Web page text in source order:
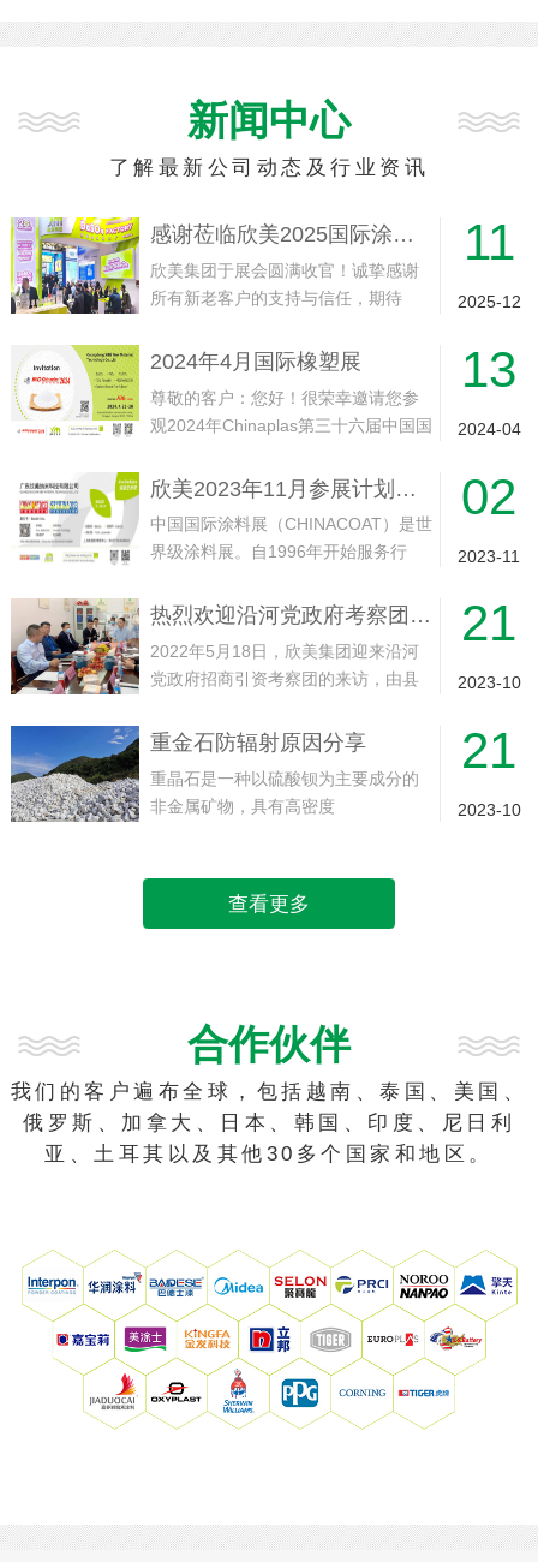
新闻中心
了解最新公司动态及行业资讯
感谢莅临欣美2025国际涂料展展位
欣美集团于展会圆满收官！诚挚感谢
所有新老客户的支持与信任，期待
11
2025-12
2024年4月国际橡塑展
尊敬的客户：您好！很荣幸邀请您参
观2024年Chinaplas第三十六届中国国
展会将于2024年4月23-26日在中国·上
届时光临！...
13
2024-04
欣美2023年11月参展计划——中国（上海）国际涂料展
中国国际涂料展（CHINACOAT）是世
界级涂料展。自1996年开始服务行
行，展会一直致力为涂料行业的供应
台。面对面接触全球，尤其是来自中...
02
2023-11
热烈欢迎沿河党政府考察团领导莅临欣美集团工厂实地考察指导
2022年5月18日，欣美集团迎来沿河
党政府招商引资考察团的来访，由县
队，沿河经济开发区党工委副书记、
访。就实现产业“建链、补链、强链...
21
2023-10
重金石防辐射原因分享
重晶石是一种以硫酸钡为主要成分的
非金属矿物，具有高密度
水和盐酸，无毒、无磁性，而且具有
吸收X射线和γ射线的特点。1. ...
21
2023-10
查看更多
合作伙伴
我们的客户遍布全球，包括越南、泰国、美国、
俄罗斯、加拿大、日本、韩国、印度、尼日利
亚、土耳其以及其他30多个国家和地区。